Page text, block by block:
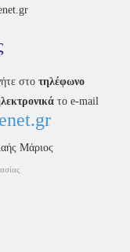
στο τηλέφωνο
το e-mail
Μάριος